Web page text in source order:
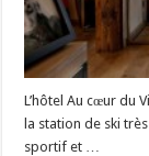
L’hôtel Au cœur du
la station de ski
sportif et …